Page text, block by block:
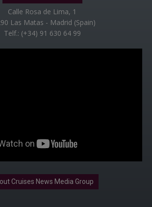
Calle Rosa de Lima, 1
Las Matas - Madrid (Spain)
Telf.: (+34) 91 630 64 99
Cruises News Media Group